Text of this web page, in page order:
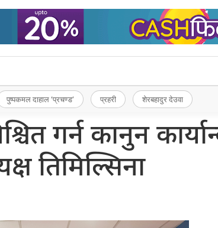
पुष्पकमल दाहाल ‘प्रचण्ड’ प्रहरी शेरबहादुर देउवा
गर्न कानुन
तिमिल्सिना